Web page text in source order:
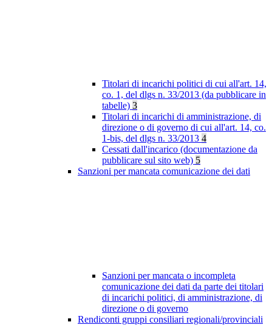
Titolari di incarichi politici di cui all'art. 14,
co. 1, del dlgs n. 33/2013 (da pubblicare in
tabelle) 3
Titolari di incarichi di amministrazione, di
direzione o di governo di cui all'art. 14, co.
1-bis, del dlgs n. 33/2013 4
Cessati dall'incarico (documentazione da
pubblicare sul sito web) 5
Sanzioni per mancata comunicazione dei dati
Sanzioni per mancata o incompleta
comunicazione dei dati da parte dei titolari
di incarichi politici, di amministrazione, di
direzione o di governo
Rendiconti gruppi consiliari regionali/provinciali